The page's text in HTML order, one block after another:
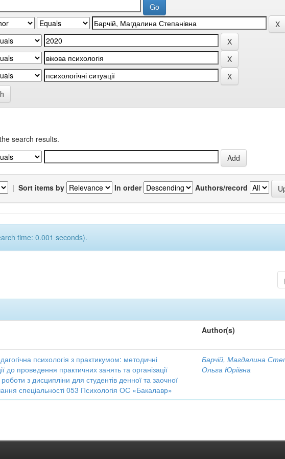
search results.
| Sort items by In order Authors/record
time: 0.001 seconds).
Author(s)
психологія з практикумом: методичні
до проведення практичних занять та організації
роботи з дисципліни для студентів денної та заочної
спеціальності 053 Психологія ОС «Бакалавр»
Барчій, Магдалина
Ольга Юріївна